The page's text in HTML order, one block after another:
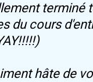
terminé
du cours
hâte de